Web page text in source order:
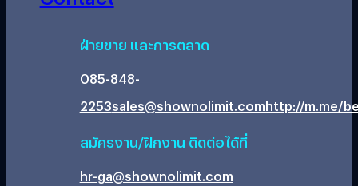
ฝ่ายขาย และการตลาด
085-848-
2253sales@shownolimit.comhttp://m.me/
สมัครงาน/ฝึกงาน ติดต่อได้ที่
hr-ga@shownolimit.com